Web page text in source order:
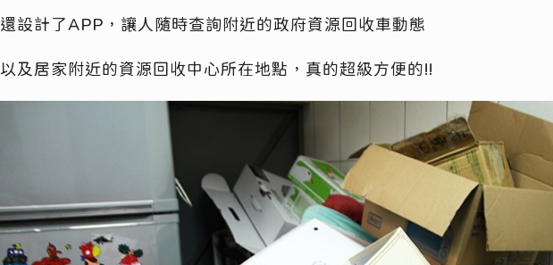
還設計了APP，讓人隨時查詢附近的政府資源回收車動態
以及居家附近的資源回收中心所在地點，真的超級方便的!!